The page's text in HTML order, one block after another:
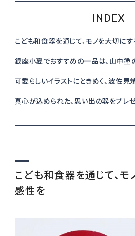
おく
研究室
運営メンバー紹介
利用規約
INDEX
こども和食器を通じて、モノを大切に
銀座小夏でおすすめの一品は、山中塗
可愛らしいイラストにときめく、波佐見
真心が込められた、思い出の器をプレ
こども和食器を通じて、モ
感性を